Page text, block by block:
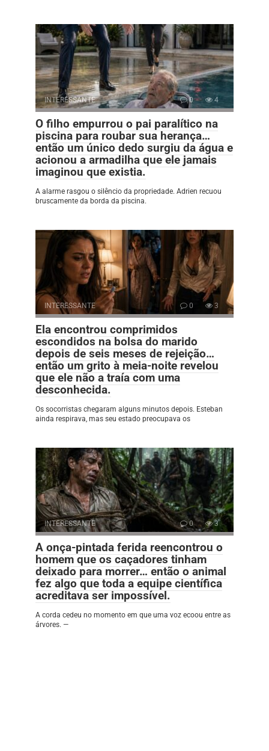
INTERESSANTE 0 4
O filho empurrou o pai paralítico na
piscina para roubar sua herança…
então um único dedo surgiu da água e
acionou a armadilha que ele jamais
imaginou que existia.
A alarme rasgou o silêncio da propriedade. Adrien recuou
bruscamente da borda da piscina.
INTERESSANTE 0 3
Ela encontrou comprimidos
escondidos na bolsa do marido
depois de seis meses de rejeição…
então um grito à meia-noite revelou
que ele não a traía com uma
desconhecida.
Os socorristas chegaram alguns minutos depois. Esteban
ainda respirava, mas seu estado preocupava os
INTERESSANTE 0 3
A onça-pintada ferida reencontrou o
homem que os caçadores tinham
deixado para morrer… então o animal
fez algo que toda a equipe científica
acreditava ser impossível.
A corda cedeu no momento em que uma voz ecoou entre as
árvores. —